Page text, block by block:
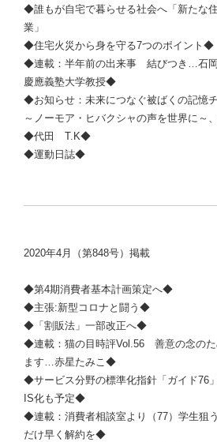
◆誰もが自宅で暮らせる社会へ「新たな
業」
◆住宅火災から身を守る7つのポイント◆
◆連載：半年前の出来事 結びつき…石
慶應義塾大学教授◆
◆お知らせ：未来につなぐ被ばくの記憶
～ノーモア・ヒバクシャの声を世界に～
◆代田 T.K◆
◆運動日誌◆
2020年4月（第848号）掲載
◆第4期消費者基本計画策定へ◆
◆主張:新型コロナと闘う◆
◆「割販法」一部改正へ◆
◆連載：猫の目時評Vol.56 善意の念のた
ます…赤星たみこ◆
◆サービス分野の標準化指針「ガイド76
IS化も予定◆
◆連載：消費者相談室より（77）学生狙
だけ早く解約を◆